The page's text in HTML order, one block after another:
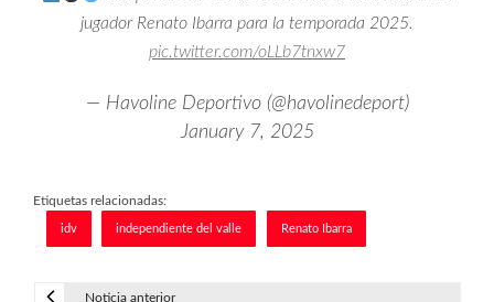
jugador Renato Ibarra para la temporada 2025.
pic.twitter.com/oLLb7tnxw7
— Havoline Deportivo (@havolinedeport)
January 7, 2025
Etiquetas relacionadas:
idv independiente del valle Renato Ibarra
Noticia anterior